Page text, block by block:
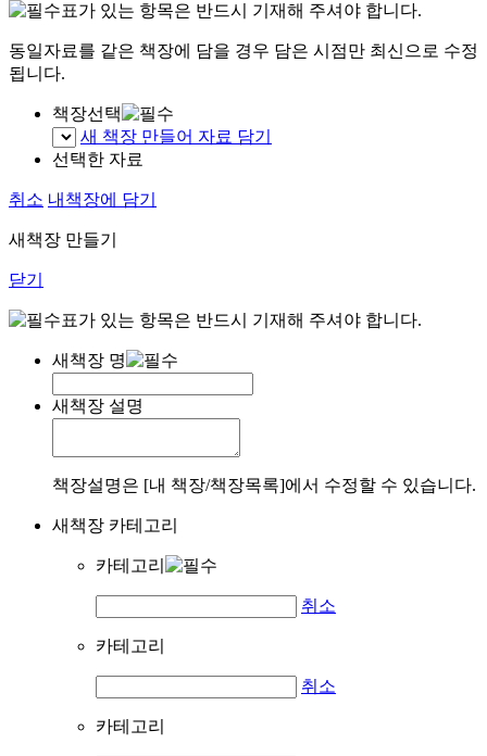
표가 있는 항목은 반드시 기재해 주셔야 합니다.
동일자료를 같은 책장에 담을 경우 담은 시점만 최신으로 수정
됩니다.
책장선택
새 책장 만들어 자료 담기
선택한 자료
취소 내책장에 담기
새책장 만들기
닫기
표가 있는 항목은 반드시 기재해 주셔야 합니다.
새책장 명
새책장 설명
책장설명은 [내 책장/책장목록]에서 수정할 수 있습니다.
새책장 카테고리
카테고리
취소
카테고리
취소
카테고리